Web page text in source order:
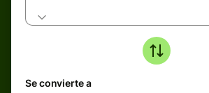
Se convierte a